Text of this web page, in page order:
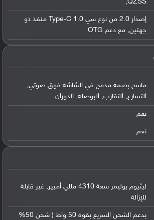
,QZSS
إصدار 2.0 من نوع سي Type-C 1.0 منفذ ذو
جهتين, مع دعم OTG
ماسح بصمة مدمج في الشاشة فوق صوتي,
التسارع, التقارب, البوصلة, الدوران
نعم
نعم
ليثيوم بوليمر سعة 4310 مللي أمبير, غير قابلة
للإزالة
يدعم الشحن السريع بقوة 50 واط ( شحن 50%